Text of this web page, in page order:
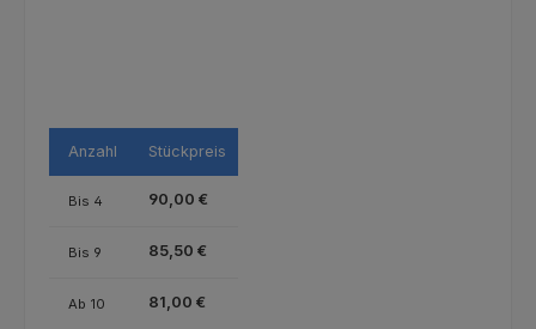
Anzahl Stückpreis
Bis 4 90,00 €
Bis 9 85,50 €
Ab 10 81,00 €